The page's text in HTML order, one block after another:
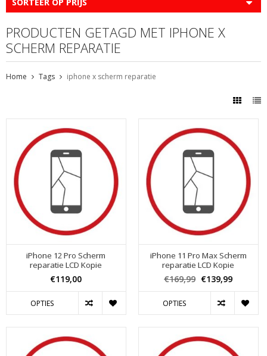
PRODUCTEN GETAGD MET IPHONE X
SCHERM REPARATIE
Home Tags iphone x scherm reparatie
iPhone 12 Pro Scherm
reparatie LCD Kopie
€119,00
OPTIES
iPhone 11 Pro Max Scherm
reparatie LCD Kopie
€169,99 €139,99
OPTIES